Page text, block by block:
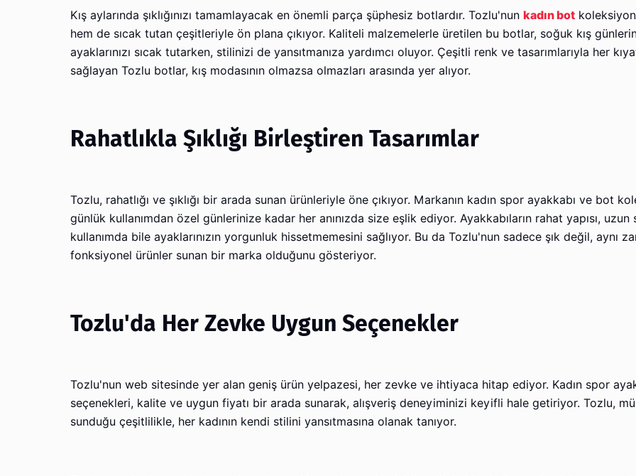
Kış aylarında şıklığınızı tamamlayacak en önemli parça şüphesiz botlardır. Tozlu'nun kadın bot
hem de sıcak tutan çeşitleriyle ön plana çıkıyor. Kaliteli malzemelerle üretilen bu botlar, soğuk kış
ayaklarınızı sıcak tutarken, stilinizi de yansıtmanıza yardımcı oluyor. Çeşitli renk ve tasarımlarıyla her
sağlayan Tozlu botlar, kış modasının olmazsa olmazları arasında yer alıyor.
Rahatlıkla Şıklığı Birleştiren Tasarımlar
Tozlu, rahatlığı ve şıklığı bir arada sunan ürünleriyle öne çıkıyor. Markanın kadın spor ayakkabı ve bot
günlük kullanımdan özel günlerinize kadar her anınızda size eşlik ediyor. Ayakkabıların rahat yapısı, uzun
kullanımda bile ayaklarınızın yorgunluk hissetmemesini sağlıyor. Bu da Tozlu'nun sadece şık değil, aynı
fonksiyonel ürünler sunan bir marka olduğunu gösteriyor.
Tozlu'da Her Zevke Uygun Seçenekler
Tozlu'nun web sitesinde yer alan geniş ürün yelpazesi, her zevke ve ihtiyaca hitap ediyor. Kadın spor
seçenekleri, kalite ve uygun fiyatı bir arada sunarak, alışveriş deneyiminizi keyifli hale getiriyor. Tozlu,
sunduğu çeşitlilikle, her kadının kendi stilini yansıtmasına olanak tanıyor.